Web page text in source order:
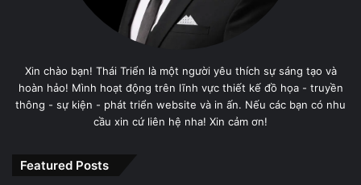
Xin chào bạn! Thái Triển là một người yêu thích sự sáng tạo và
hoàn hảo! Mình hoạt động trên lĩnh vực thiết kế đồ họa - truyền
thông - sự kiện - phát triển website và in ấn. Nếu các bạn có nhu
cầu xin cứ liên hệ nha! Xin cảm ơn!
Featured Posts